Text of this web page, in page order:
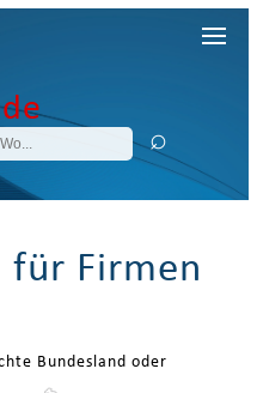
für Firmen
Bundesland oder